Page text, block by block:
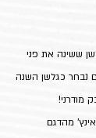
ששינה את פני
לפני כ-15 שנים וגם נבחר כגלשן השנה
מהדגם